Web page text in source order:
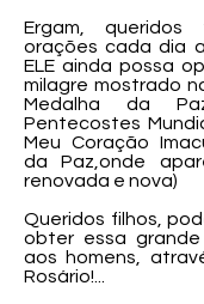
Ergam,
orações cada dia
ELE ainda possa
milagre mostrado
Medalha da
Pentecostes
Meu Coração
da Paz,onde
renovada e nova)
Queridos filhos,
obter essa grande
aos homens,
Rosário!...